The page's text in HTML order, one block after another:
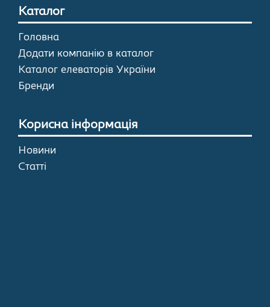
Каталог
Головна
Додати компанію в каталог
Каталог елеваторів України
Бренди
Корисна інформація
Новини
Статті